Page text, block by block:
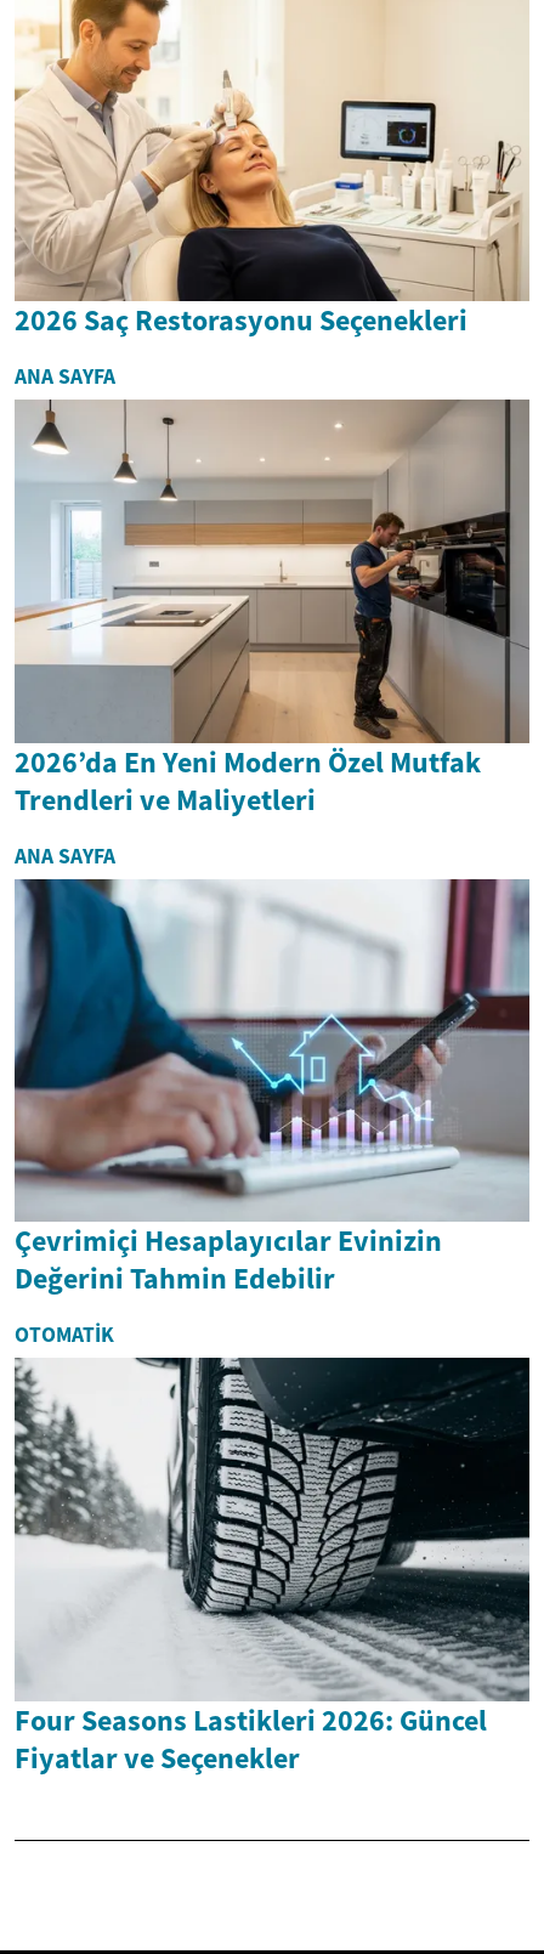
2026 Saç Restorasyonu Seçenekleri
ANA SAYFA
2026’da En Yeni Modern Özel Mutfak
Trendleri ve Maliyetleri
ANA SAYFA
Çevrimiçi Hesaplayıcılar Evinizin
Değerini Tahmin Edebilir
OTOMATIK
Four Seasons Lastikleri 2026: Güncel
Fiyatlar ve Seçenekler